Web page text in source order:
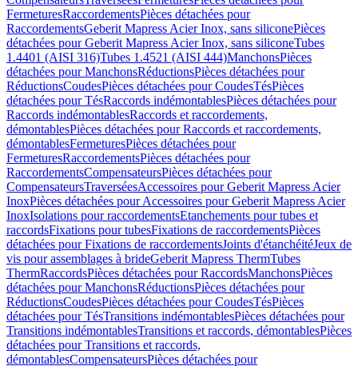
FermeturesRaccordementsPièces détachées pour
RaccordementsGeberit Mapress Acier Inox, sans siliconePièces
détachées pour Geberit Mapress Acier Inox, sans siliconeTubes
1.4401 (AISI 316)Tubes 1.4521 (AISI 444)ManchonsPièces
détachées pour ManchonsRéductionsPièces détachées pour
RéductionsCoudesPièces détachées pour CoudesTésPièces
détachées pour TésRaccords indémontablesPièces détachées pour
Raccords indémontablesRaccords et raccordements,
démontablesPièces détachées pour Raccords et raccordements,
démontablesFermeturesPièces détachées pour
FermeturesRaccordementsPièces détachées pour
RaccordementsCompensateursPièces détachées pour
CompensateursTraverséesAccessoires pour Geberit Mapress Acier
InoxPièces détachées pour Accessoires pour Geberit Mapress Acier
InoxIsolations pour raccordementsEtanchements pour tubes et
raccordsFixations pour tubesFixations de raccordementsPièces
détachées pour Fixations de raccordementsJoints d'étanchéitéJeux de
vis pour assemblages à brideGeberit Mapress ThermTubes
ThermRaccordsPièces détachées pour RaccordsManchonsPièces
détachées pour ManchonsRéductionsPièces détachées pour
RéductionsCoudesPièces détachées pour CoudesTésPièces
détachées pour TésTransitions indémontablesPièces détachées pour
Transitions indémontablesTransitions et raccords, démontablesPièces
détachées pour Transitions et raccords,
démontablesCompensateursPièces détachées pour